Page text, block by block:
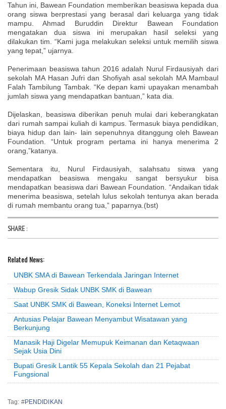
Tahun ini, Bawean Foundation memberikan beasiswa kepada dua
orang siswa berprestasi yang berasal dari keluarga yang tidak
mampu. Ahmad Buruddin Direktur Bawean Foundation
mengatakan dua siswa ini merupakan hasil seleksi yang
dilakukan tim. “Kami juga melakukan seleksi untuk memilih siswa
yang tepat,” ujarnya.
Penerimaan beasiswa tahun 2016 adalah Nurul Firdausiyah dari
sekolah MA Hasan Jufri dan Shofiyah asal sekolah MA Mambaul
Falah Tambilung Tambak. “Ke depan kami upayakan menambah
jumlah siswa yang mendapatkan bantuan,” kata dia.
Dijelaskan, beasiswa diberikan penuh mulai dari keberangkatan
dari rumah sampai kuliah di kampus. Termasuk biaya pendidikan,
biaya hidup dan lain- lain sepenuhnya ditanggung oleh Bawean
Foundation. “Untuk program pertama ini hanya menerima 2
orang,”katanya.
Sementara itu, Nurul Firdausiyah, salahsatu siswa yang
mendapatkan beasiswa mengaku sangat bersyukur bisa
mendapatkan beasiswa dari Bawean Foundation. “Andaikan tidak
menerima beasiswa, setelah lulus sekolah tentunya akan berada
di rumah membantu orang tua,” paparnya.(bst)
SHARE :
Related News:
UNBK SMA di Bawean Terkendala Jaringan Internet
Wabup Gresik Sidak UNBK SMK di Bawean
Saat UNBK SMK di Bawean, Koneksi Internet Lemot
Antusias Pelajar Bawean Menyambut Wisatawan yang
Berkunjung
Manasik Haji Digelar Memupuk Keimanan dan Ketaqwaan
Sejak Usia Dini
Bupati Gresik Lantik 55 Kepala Sekolah dan 21 Pejabat
Fungsional
Tag: #PENDIDIKAN